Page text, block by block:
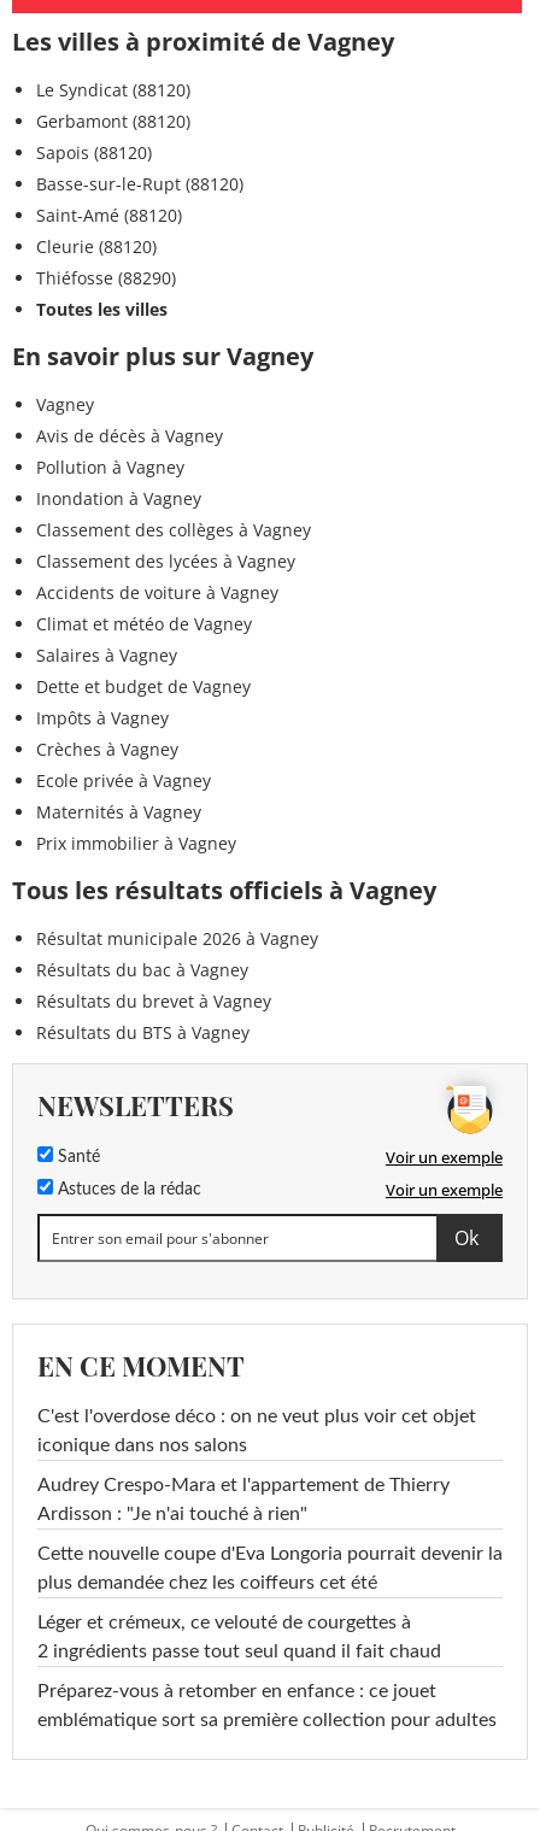
Les villes à proximité de Vagney
Le Syndicat (88120)
Gerbamont (88120)
Sapois (88120)
Basse-sur-le-Rupt (88120)
Saint-Amé (88120)
Cleurie (88120)
Thiéfosse (88290)
Toutes les villes
En savoir plus sur Vagney
Vagney
Avis de décès à Vagney
Pollution à Vagney
Inondation à Vagney
Classement des collèges à Vagney
Classement des lycées à Vagney
Accidents de voiture à Vagney
Climat et météo de Vagney
Salaires à Vagney
Dette et budget de Vagney
Impôts à Vagney
Crèches à Vagney
Ecole privée à Vagney
Maternités à Vagney
Prix immobilier à Vagney
Tous les résultats officiels à Vagney
Résultat municipale 2026 à Vagney
Résultats du bac à Vagney
Résultats du brevet à Vagney
Résultats du BTS à Vagney
NEWSLETTERS
Santé Voir un exemple
Astuces de la rédac Voir un exemple
EN CE MOMENT
C'est l'overdose déco : on ne veut plus voir cet objet
iconique dans nos salons
Audrey Crespo-Mara et l'appartement de Thierry
Ardisson : "Je n'ai touché à rien"
Cette nouvelle coupe d'Eva Longoria pourrait devenir la
plus demandée chez les coiffeurs cet été
Léger et crémeux, ce velouté de courgettes à
2 ingrédients passe tout seul quand il fait chaud
Préparez-vous à retomber en enfance : ce jouet
emblématique sort sa première collection pour adultes